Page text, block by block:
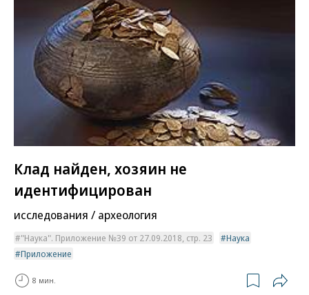
Клад найден, хозяин не
идентифицирован
исследования / археология
"Наука". Приложение №39 от 27.09.2018, стр. 23
Наука
Приложение
8 мин.